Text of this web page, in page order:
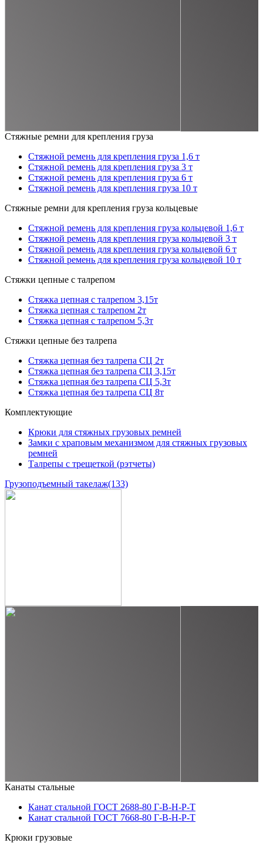
Стяжные ремни для крепления груза
Стяжной ремень для крепления груза 1,6 т
Стяжной ремень для крепления груза 3 т
Стяжной ремень для крепления груза 6 т
Стяжной ремень для крепления груза 10 т
Стяжные ремни для крепления груза кольцевые
Стяжной ремень для крепления груза кольцевой 1,6 т
Стяжной ремень для крепления груза кольцевой 3 т
Стяжной ремень для крепления груза кольцевой 6 т
Стяжной ремень для крепления груза кольцевой 10 т
Стяжки цепные с талрепом
Стяжка цепная с талрепом 3,15т
Стяжка цепная с талрепом 2т
Стяжка цепная с талрепом 5,3т
Стяжки цепные без талрепа
Стяжка цепная без талрепа СЦ 2т
Стяжка цепная без талрепа СЦ 3,15т
Стяжка цепная без талрепа СЦ 5,3т
Стяжка цепная без талрепа СЦ 8т
Комплектующие
Крюки для стяжных грузовых ремней
Замки с храповым механизмом для стяжных грузовых
ремней
Талрепы с трещеткой (рэтчеты)
Грузоподъемный такелаж(133)
Канаты стальные
Канат стальной ГОСТ 2688-80 Г-В-Н-Р-Т
Канат стальной ГОСТ 7668-80 Г-В-Н-Р-Т
Крюки грузовые